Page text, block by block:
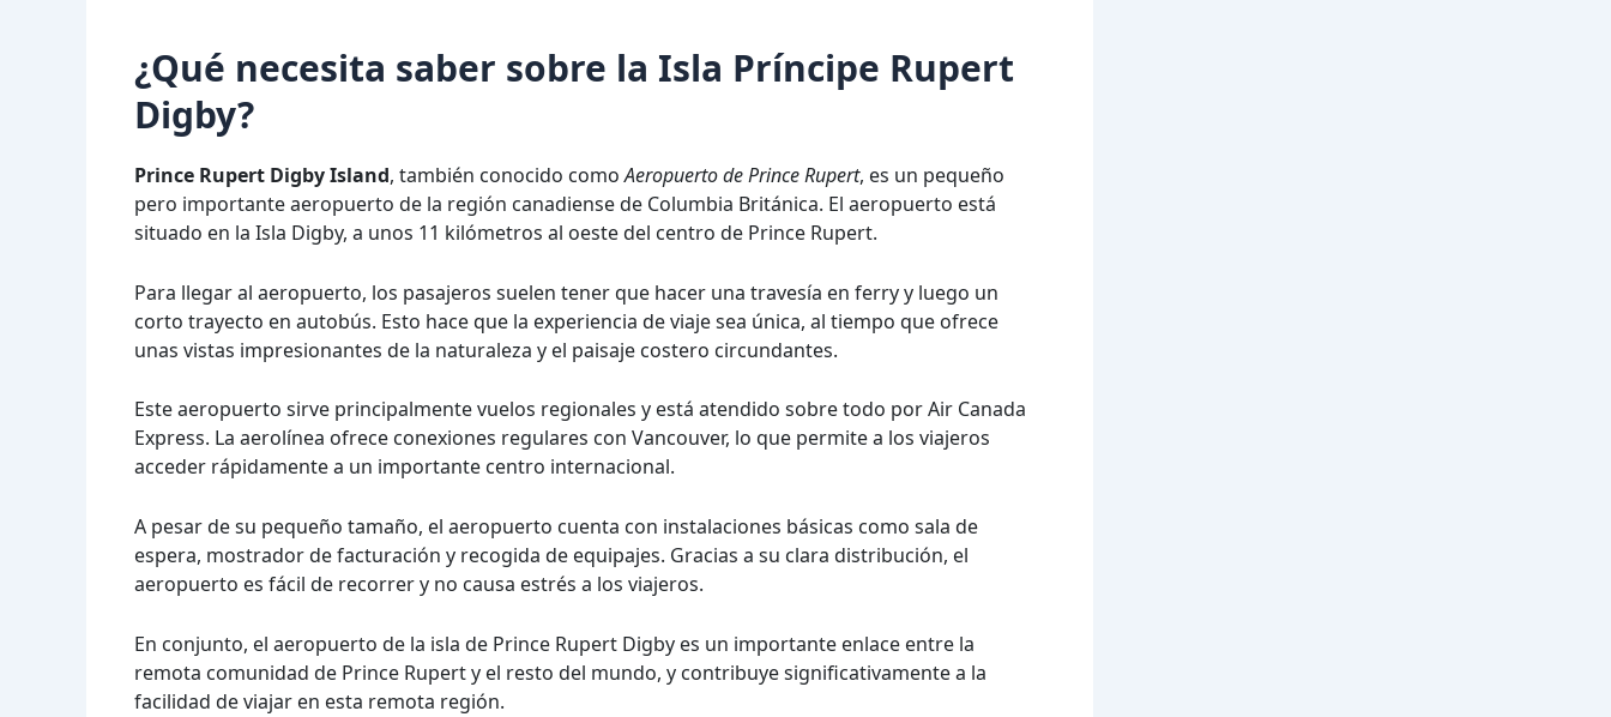
¿Qué necesita saber sobre la Isla Príncipe Rupert
Digby?
Prince Rupert Digby Island, también conocido comoAeropuerto de Prince Rupert, es un pequeño
pero importante aeropuerto de la región canadiense de Columbia Británica. El aeropuerto está
situado en la Isla Digby, a unos 11 kilómetros al oeste del centro de Prince Rupert.
Para llegar al aeropuerto, los pasajeros suelen tener que hacer una travesía en ferry y luego un
corto trayecto en autobús. Esto hace que la experiencia de viaje sea única, al tiempo que ofrece
unas vistas impresionantes de la naturaleza y el paisaje costero circundantes.
Este aeropuerto sirve principalmente vuelos regionales y está atendido sobre todo por Air Canada
Express. La aerolínea ofrece conexiones regulares con Vancouver, lo que permite a los viajeros
acceder rápidamente a un importante centro internacional.
A pesar de su pequeño tamaño, el aeropuerto cuenta con instalaciones básicas como sala de
espera, mostrador de facturación y recogida de equipajes. Gracias a su clara distribución, el
aeropuerto es fácil de recorrer y no causa estrés a los viajeros.
En conjunto, el aeropuerto de la isla de Prince Rupert Digby es un importante enlace entre la
remota comunidad de Prince Rupert y el resto del mundo, y contribuye significativamente a la
facilidad de viajar en esta remota región.